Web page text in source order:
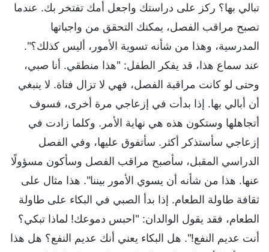
تبالي بها؟ ركز على دراستك واجعل أمك تفتخر بك. عندما
تصبح مراقب الفصل، يمكنك التحقق من واجباتها
المدرسية، وهذا من شأنه تسوية الأمور، أليس كذلك؟".
عند سماع هذا، قد يفكر الطفل: "هذا منطقي. أنا صبي،
وحتى لو كانت مراقبة الفصل، فهي لا تزال فتاة. لا ينبغي
أن أبالي بها. إذا بدأت في إزعاجي مرة أخرى، فسوف
أتجاهلها وستكون هذه هي نهاية الأمر. وكلما زادت في
إزعاجي سأستذكر أكثر. سأتفوق عليها، وفي الفصل
الدراسي المقبل، سأصبح مراقب الفصل وسأكون مسؤولًا
عنها. هذا من شأنه أن يسوي الأمور بيننا". هذا مثال على
ثقافة طاولة الطعام. إذا بدأ الصبي في البكاء على طاولة
الطعام، فقد يقول الوالدان: "احبس دموعك! لماذا تبكي؟
أنت عديم النفع!". هل البكاء يعني أنك عديم النفع؟ هل هذا